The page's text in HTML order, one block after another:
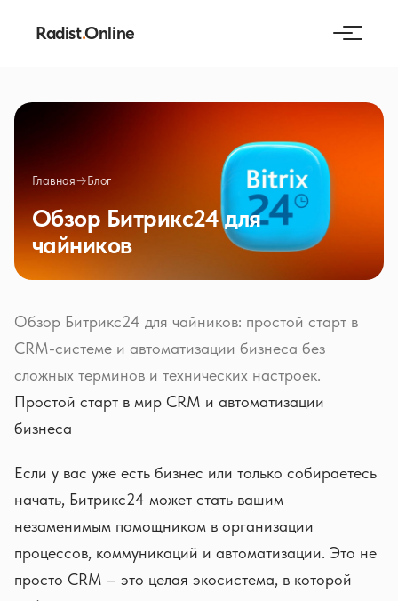
Radist.Online
Главная→Блог
Обзор Битрикс24 для
чайников
Обзор Битрикс24 для чайников: простой старт в
CRM-системе и автоматизации бизнеса без
сложных терминов и технических настроек.
Простой старт в мир CRM и автоматизации
бизнеса
Если у вас уже есть бизнес или только собираетесь
начать, Битрикс24 может стать вашим
незаменимым помощником в организации
процессов, коммуникаций и автоматизации. Это не
просто CRM – это целая экосистема, в которой